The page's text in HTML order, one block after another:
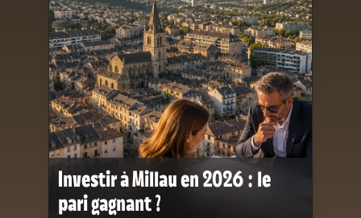
Investir à Millau en 2026 : le
pari gagnant ?